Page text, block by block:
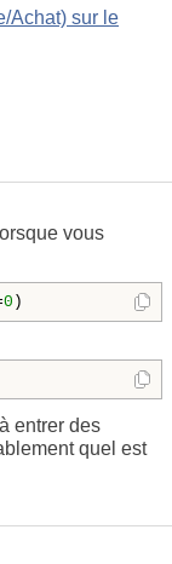
Achat) sur le
vous
0
entrer des
quel est